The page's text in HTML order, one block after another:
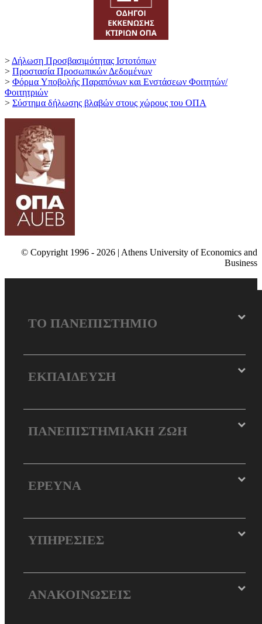
> Δήλωση Προσβασιμότητας Ιστοτόπων
> Προστασία Προσωπικών Δεδομένων
> Φόρμα Yποβολής Παραπόνων και Ενστάσεων Φοιτητών/
Φοιτητριών
> Σύστημα δήλωσης βλαβών στους χώρους του ΟΠΑ
© Copyright 1996 - 2026 | Athens University of Economics and
Business
ΤΟ ΠΑΝΕΠΙΣΤΗΜΙΟ
ΕΚΠΑΙΔΕΥΣΗ
ΠΑΝΕΠΙΣΤΗΜΙΑΚΗ ΖΩΗ
ΕΡΕΥΝΑ
ΥΠΗΡΕΣΙΕΣ
ΑΝΑΚΟΙΝΩΣΕΙΣ